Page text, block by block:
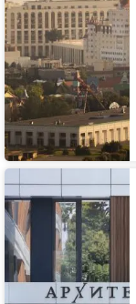
Апарт-
отель
Архитектор
by
Provence